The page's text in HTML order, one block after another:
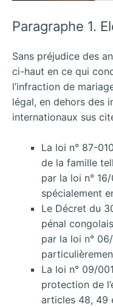
Paragraphe 1.
Sans préjudice des
ci-haut en ce qui
l’infraction de
légal, en dehors des
internationaux sus
La loi n° 87-
de la famille
par la loi n°
spécialement
Le Décret du
pénal
par la loi n°
La loi n° 09/
protection de
articles 48, 49